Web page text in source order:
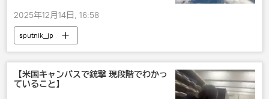
2025年12月14日, 16:58
sputnik_jp
【米国キャンパスで銃撃 現段階でわかっ
ていること】